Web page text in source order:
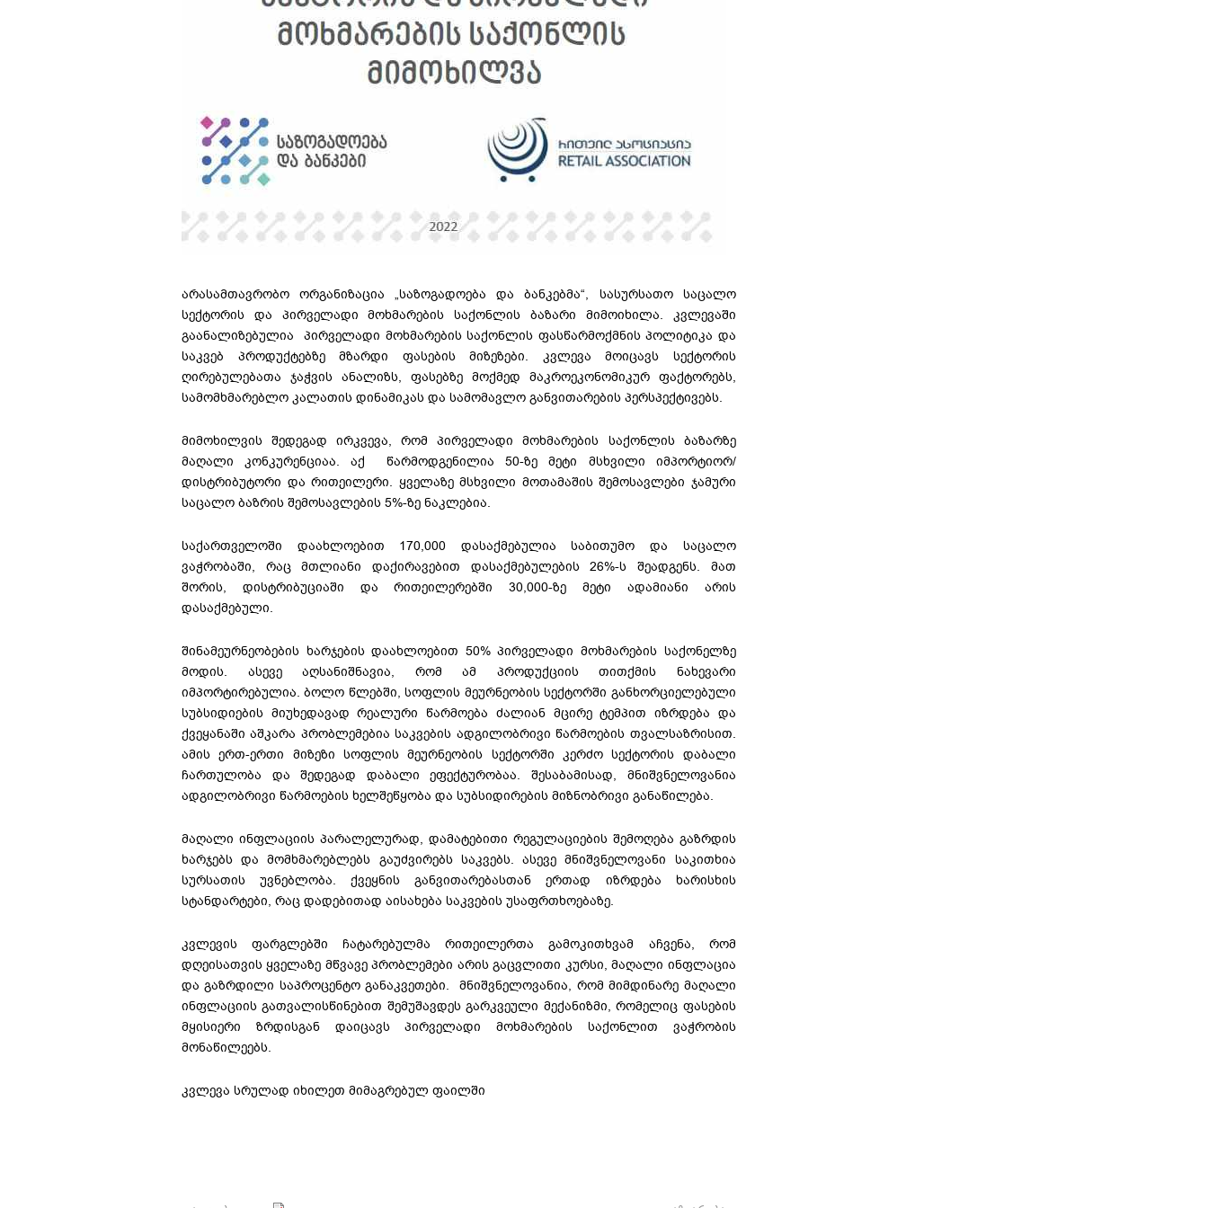
არასამთავრობო ორგანიზაცია „საზოგადოება და ბანკებმა“, სასურსათო საცალო
სექტორის და პირველადი მოხმარების საქონლის ბაზარი მიმოიხილა. კვლევაში
გაანალიზებულია პირველადი მოხმარების საქონლის ფასწარმოქმნის პოლიტიკა და
საკვებ პროდუქტებზე მზარდი ფასების მიზეზები. კვლევა მოიცავს სექტორის
ღირებულებათა ჯაჭვის ანალიზს, ფასებზე მოქმედ მაკროეკონომიკურ ფაქტორებს,
სამომხმარებლო კალათის დინამიკას და სამომავლო განვითარების პერსპექტივებს.
მიმოხილვის შედეგად ირკვევა, რომ პირველადი მოხმარების საქონლის ბაზარზე
მაღალი კონკურენციაა. აქ წარმოდგენილია 50-ზე მეტი მსხვილი იმპორტიორ/
დისტრიბუტორი და რითეილერი. ყველაზე მსხვილი მოთამაშის შემოსავლები ჯამური
საცალო ბაზრის შემოსავლების 5%-ზე ნაკლებია.
საქართველოში დაახლოებით 170,000 დასაქმებულია საბითუმო და საცალო
ვაჭრობაში, რაც მთლიანი დაქირავებით დასაქმებულების 26%-ს შეადგენს. მათ
შორის, დისტრიბუციაში და რითეილერებში 30,000-ზე მეტი ადამიანი არის
დასაქმებული.
შინამეურნეობების ხარჯების დაახლოებით 50% პირველადი მოხმარების საქონელზე
მოდის. ასევე აღსანიშნავია, რომ ამ პროდუქციის თითქმის ნახევარი
იმპორტირებულია. ბოლო წლებში, სოფლის მეურნეობის სექტორში განხორციელებული
სუბსიდიების მიუხედავად რეალური წარმოება ძალიან მცირე ტემპით იზრდება და
ქვეყანაში აშკარა პრობლემებია საკვების ადგილობრივი წარმოების თვალსაზრისით.
ამის ერთ-ერთი მიზეზი სოფლის მეურნეობის სექტორში კერძო სექტორის დაბალი
ჩართულობა და შედეგად დაბალი ეფექტურობაა. შესაბამისად, მნიშვნელოვანია
ადგილობრივი წარმოების ხელშეწყობა და სუბსიდირების მიზნობრივი განაწილება.
მაღალი ინფლაციის პარალელურად, დამატებითი რეგულაციების შემოღება გაზრდის
ხარჯებს და მომხმარებლებს გაუძვირებს საკვებს. ასევე მნიშვნელოვანი საკითხია
სურსათის უვნებლობა. ქვეყნის განვითარებასთან ერთად იზრდება ხარისხის
სტანდარტები, რაც დადებითად აისახება საკვების უსაფრთხოებაზე.
კვლევის ფარგლებში ჩატარებულმა რითეილერთა გამოკითხვამ აჩვენა, რომ
დღეისათვის ყველაზე მწვავე პრობლემები არის გაცვლითი კურსი, მაღალი ინფლაცია
და გაზრდილი საპროცენტო განაკვეთები. მნიშვნელოვანია, რომ მიმდინარე მაღალი
ინფლაციის გათვალისწინებით შემუშავდეს გარკვეული მექანიზმი, რომელიც ფასების
მყისიერი ზრდისგან დაიცავს პირველადი მოხმარების საქონლით ვაჭრობის
მონაწილეებს.
კვლევა სრულად იხილეთ მიმაგრებულ ფაილში